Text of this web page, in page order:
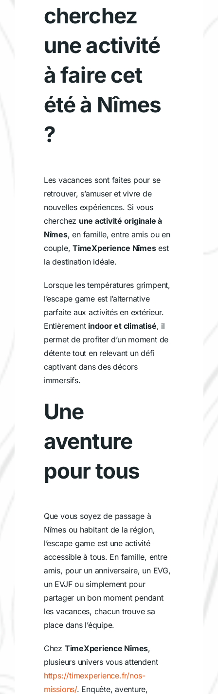
cherchez
une activité
à faire cet
été à Nîmes
?
Les vacances sont faites pour se
retrouver, s’amuser et vivre de
nouvelles expériences. Si vous
cherchez une activité originale à
Nîmes, en famille, entre amis ou en
couple,TimeXperience Nîmesest
la destination idéale.
Lorsque les températures grimpent,
l’escape game est l’alternative
parfaite aux activités en extérieur.
Entièrement indoor et climatisé, il
permet de profiter d’un moment de
détente tout en relevant un défi
captivant dans des décors
immersifs.
Une
aventure
pour tous
Que vous soyez de passage à
Nîmes ou habitant de la région,
l’escape game est une activité
accessible à tous. En famille, entre
amis, pour un anniversaire, un EVG,
un EVJF ou simplement pour
partager un bon moment pendant
les vacances, chacun trouve sa
place dans l’équipe.
Chez TimeXperience Nîmes,
plusieurs univers vous attendent
https://timexperience.fr/nos-
missions/. Enquête, aventure,